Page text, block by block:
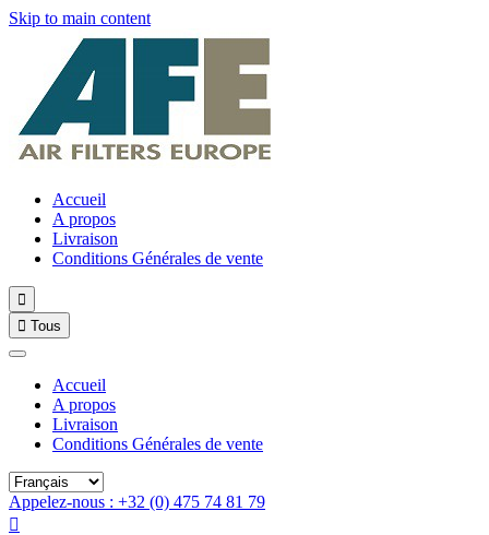
Skip to main content
Accueil
A propos
Livraison
Conditions Générales de vente

 Tous
Accueil
A propos
Livraison
Conditions Générales de vente
Appelez-nous : +32 (0) 475 74 81 79
